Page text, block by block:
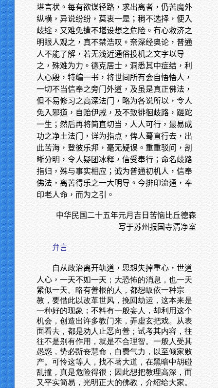
堪言状。每有欲谋径路，求出离者，仍苦魔外
纵横，异说纷纷，莫衷一是；稍不选择，便入
歧途，又难免遭不堪设想之危险。有心救济之
明眼人观之，真不禁浩叹。奈深经奥论，普通
人不能了解，若无浅近通俗投机之文字以导
之，殊难为力。德克居士，洞悉其中症结，利
人心殷，特编一书，将世间所有会自悟悟人，
一切不当信奉之旁门外道，及虽是真正佛法，
但不易修习之高深法门，略为各说所以，令人
免入邪道，自贻伊戚，及不致徘徊歧路，蹉跎
一生；然后再将简直切当，人人可行，最易成
功之净土法门，详为指点，俾人蓦直行去，出
此苦海，登彼乐邦，毫无疑误。重重驳问，剖
晰分明，令人疑团冰释，信受奉行；命名歧路
指归，殊与事实相应；诚为普通初机人，信奉
佛法，离苦得乐之一大明导。今排印流通，奉
印老人命，而为之引。
中华民国二十五年元月吉日苦恼比丘德森
写于苏州报国寺清净室
弁言
自从政治离开轨道，思想失掉重心，世道
人心，一天不如一天 ；大恐怖的消息，也一天
紧似一天。略有善根的人，都想皈依一种宗
教，要借此以改革世风，挽回劫运，这本来是
一种好的现象；不料有一般妄人，却利用这个
机会，创造出许多教门来，弄虚玄把戏。从表
面看去，都是劝人止恶向善；试考其内容，往
往不是别有作用，就是不合理智。一般人受其
愚惑，势必斲丧慧命，白费气力，以至倾家败
产。可怜这等人，找不著大道，在黑暗中胡碰
乱撞，真是危险得很；因此想把教理高深，而
又平实简易，光明正大的佛教，介绍给大家。